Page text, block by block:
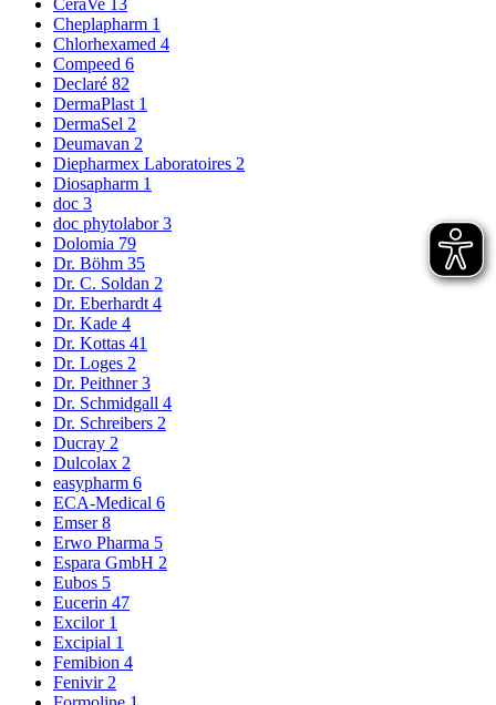
CeraVe 13
Cheplapharm 1
Chlorhexamed 4
Compeed 6
Declaré 82
DermaPlast 1
DermaSel 2
Deumavan 2
Diepharmex Laboratoires 2
Diosapharm 1
doc 3
doc phytolabor3
Dolomia 79
Dr. Böhm 35
Dr. C. Soldan 2
Dr. Eberhardt 4
Dr. Kade 4
Dr. Kottas 41
Dr. Loges 2
Dr. Peithner3
Dr. Schmidgall 4
Dr. Schreibers 2
Ducray 2
Dulcolax 2
easypharm 6
ECA-Medical 6
Emser8
Erwo Pharma 5
Espara GmbH 2
Eubos 5
Eucerin 47
Excilor 1
Excipial 1
Femibion 4
Fenivir 2